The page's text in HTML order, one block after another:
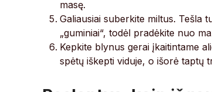
masę.
Galiausiai suberkite miltus. Tešla
„guminiai“, todėl pradėkite nuo
Kepkite blynus gerai įkaitintame
spėtų iškepti viduje, o išorė taptų